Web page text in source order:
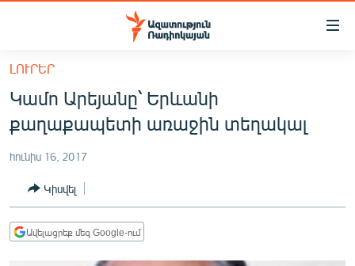
Մատչելիության
հիմնական
բովանդակությանը
հիմնական
մենյուին
ՀԱՅԱՍՏԱՆ
ՔԱՂԱՔԱԿԱՆ
ԸՆՏՐՈՒԹՅՈՒՆՆԵՐ 2026
ԻՐԱՎՈՒՆՔ
ՀԱՍԱՐԱԿՈՒԹՅՈՒՆ
ԼՈՒՐԵՐ
Կամո Արեյանը՝ Երևանի
քաղաքապետի առաջին տեղակալ
հունիս 16, 2017
Կիսվել
Ավելացրեք մեզ Google-ում